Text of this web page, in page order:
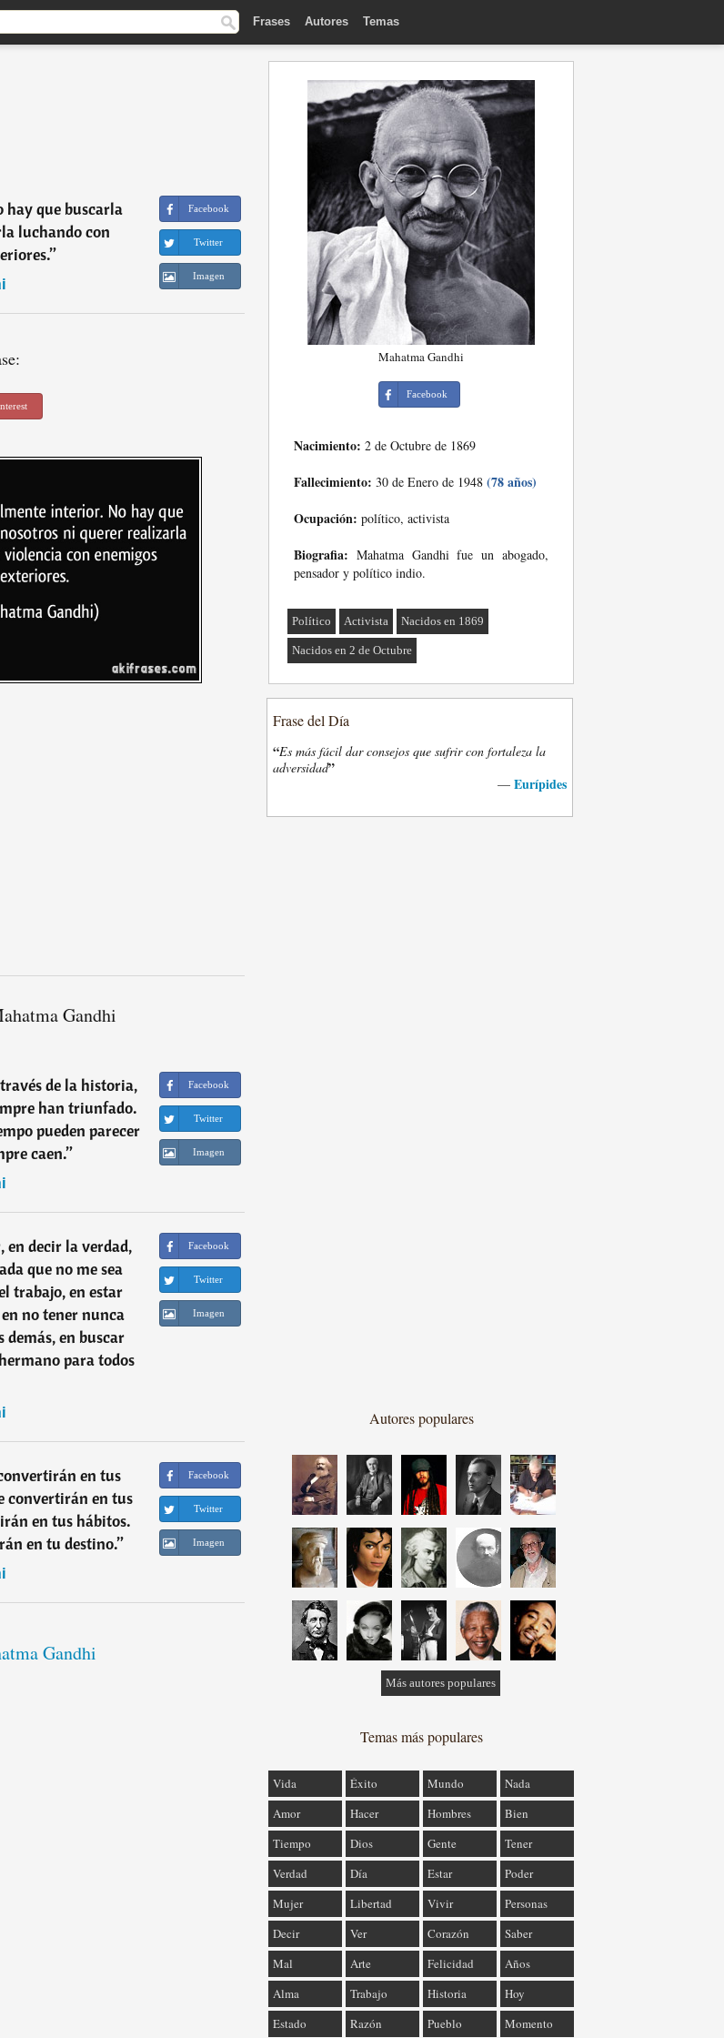
Frases Autores Temas
que buscarla
luchando con
”
Facebook
Twitter
Imagen
Gandhi
de la historia,
han triunfado.
pueden parecer
caen.”
Facebook
Twitter
Imagen
en decir la verdad,
que no me sea
trabajo, en estar
no tener nunca
demás, en buscar
para todos
Facebook
Twitter
Imagen
en tus
convertirán en tus
en tus hábitos.
en tu destino.”
Facebook
Twitter
Imagen
Gandhi
Mahatma Gandhi
Facebook
Nacimiento: 2 de Octubre de 1869
Fallecimiento: 30 de Enero de 1948 (78 años)
Ocupación: político, activista
Biografia: Mahatma Gandhi fue un abogado,
pensador y político indio.
Político Activista Nacidos en 1869
Nacidos en 2 de Octubre
Frase del Día
“Es más fácil dar consejos que sufrir con fortaleza la
adversidad”
— Eurípides
Autores populares
Más autores populares
Temas más populares
Vida Éxito Mundo
Nada
Amor
Hacer Hombres
Bien
Tiempo
Dios Gente
Tener
Verdad
Día Estar
Poder
Mujer
Libertad Vivir
Personas
Decir
Ver Corazón
Saber
Mal
Arte Felicidad
Años
Alma
Trabajo Historia
Hoy
Estado
Razón Pueblo Momento